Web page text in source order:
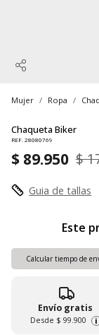
Mujer Ropa
Chaqueta Biker
REF. 28080769
$ 89.950 $
Guia de tallas
Este
Calcular tiempo de
Envío gratis
Desde $ 99.900 i